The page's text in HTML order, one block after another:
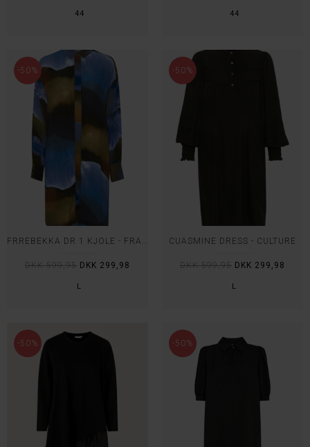
44 44
-50%
L
FRREBEKKA DR 1 KJOLE - FRANSA
DKK 599,95 DKK 299,98
-50%
L
CUASMINE DRESS - CULTURE
DKK 599,95 DKK 299,98
-50% -50%